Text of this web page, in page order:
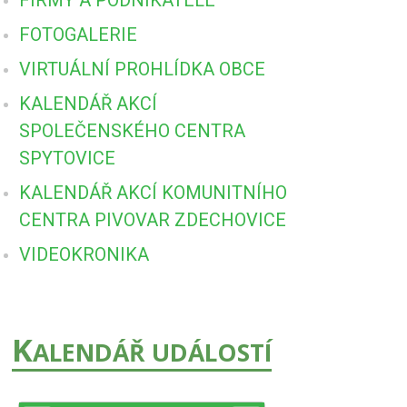
FOTOGALERIE
VIRTUÁLNÍ PROHLÍDKA OBCE
KALENDÁŘ AKCÍ
SPOLEČENSKÉHO CENTRA
SPYTOVICE
KALENDÁŘ AKCÍ KOMUNITNÍHO
CENTRA PIVOVAR ZDECHOVICE
VIDEOKRONIKA
KALENDÁŘ UDÁLOSTÍ